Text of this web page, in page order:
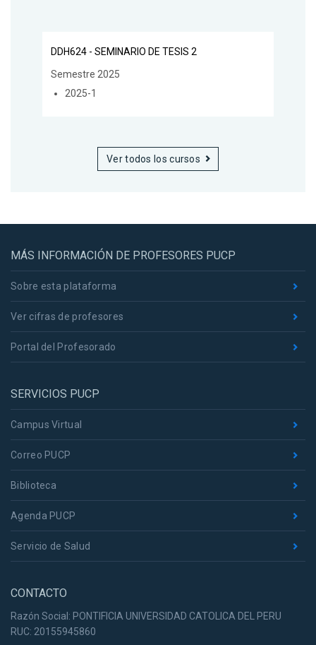
DDH624 - SEMINARIO DE TESIS 2
Semestre 2025
2025-1
Ver todos los cursos
MÁS INFORMACIÓN DE PROFESORES PUCP
Sobre esta plataforma
Ver cifras de profesores
Portal del Profesorado
SERVICIOS PUCP
Campus Virtual
Correo PUCP
Biblioteca
Agenda PUCP
Servicio de Salud
CONTACTO
Razón Social: PONTIFICIA UNIVERSIDAD CATOLICA DEL PERU
RUC: 20155945860